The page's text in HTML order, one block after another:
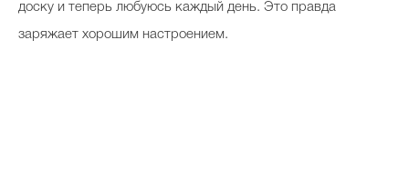
доску и теперь любуюсь каждый день. Это правда
заряжает хорошим настроением.